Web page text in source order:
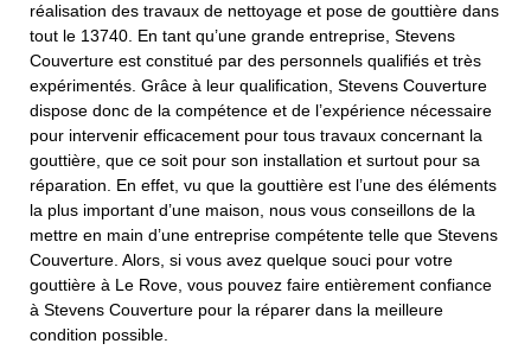
réalisation des travaux de nettoyage et pose de gouttière dans
tout le 13740. En tant qu’une grande entreprise, Stevens
Couverture est constitué par des personnels qualifiés et très
expérimentés. Grâce à leur qualification, Stevens Couverture
dispose donc de la compétence et de l’expérience nécessaire
pour intervenir efficacement pour tous travaux concernant la
gouttière, que ce soit pour son installation et surtout pour sa
réparation. En effet, vu que la gouttière est l’une des éléments
la plus important d’une maison, nous vous conseillons de la
mettre en main d’une entreprise compétente telle que Stevens
Couverture. Alors, si vous avez quelque souci pour votre
gouttière à Le Rove, vous pouvez faire entièrement confiance
à Stevens Couverture pour la réparer dans la meilleure
condition possible.